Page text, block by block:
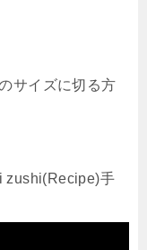
サイズに切る方
zushi(Recipe)手